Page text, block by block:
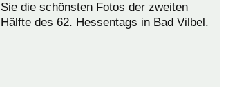
Sie die schönsten Fotos der zweiten
Hälfte des 62. Hessentags in Bad Vilbel.